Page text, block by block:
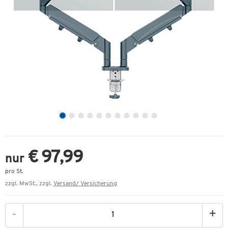
nur € 97,99
pro St.
zzgl. MwSt., zzgl. Versand/ Versicherung
- +